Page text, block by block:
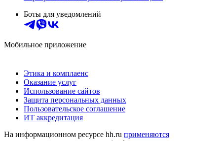
Боты для уведомлений
Мобильное приложение
Этика и комплаенс
Оказание услуг
Использование сайтов
Защита персональных данных
Пользовательское соглашение
ИТ аккредитация
На информационном ресурсе hh.ru применяются